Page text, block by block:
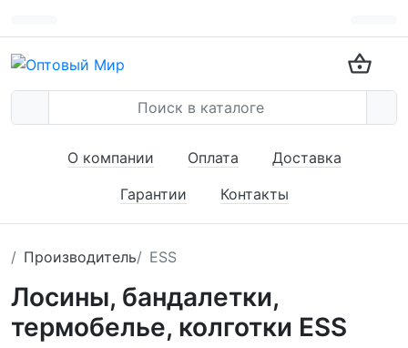
О компании Оплата
Доставка
Гарантии
Контакты
Производитель ESS
Лосины, бандалетки,
термобелье, колготки ESS